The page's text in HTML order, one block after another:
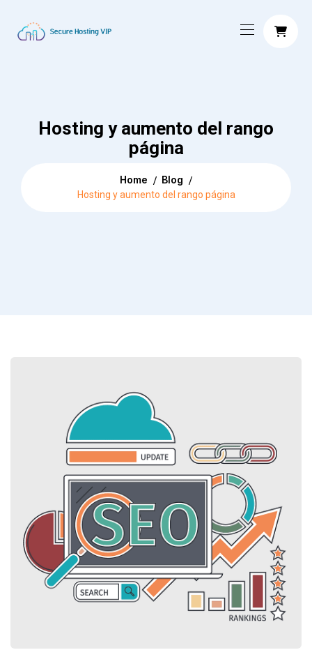
Hosting y aumento del rango
página
Home Blog
Hosting y aumento del rango página